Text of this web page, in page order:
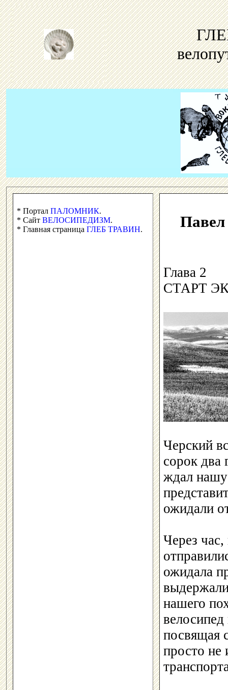
* Портал ПАЛОМНИК.
* Сайт ВЕЛОСИПЕДИЗМ.
* Главная страница ГЛЕБ ТРАВИН.
Глава 2
СТАРТ
Черский
сорок два
ждал нашу
ожидали
Через
ожидала
нашего
посвящая
просто не